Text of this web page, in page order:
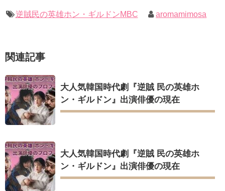
キングを一部公開（DVD-SET2特典映像より）
幻の王女チャミョンゴ エンディング
か」出演で話題 Big News TV
Powered by livedoor 相互RSS
逆賊民の英雄ホン・ギルドンMBC aromamimosa
関連記事
大人気韓国時代劇『逆賊 民の英雄ホ
ン・ギルドン』出演俳優の現在
大人気韓国時代劇『逆賊 民の英雄ホ
ン・ギルドン』出演俳優の現在